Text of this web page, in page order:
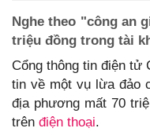
Nghe theo "công an
triệu đồng trong tài
Cổng thông tin điện tử
tin về một vụ lừa đảo
địa phương mất 70
trên điện thoại.